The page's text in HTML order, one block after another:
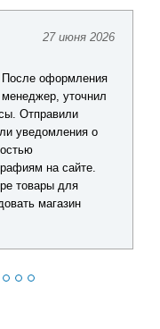
27 июня 2026
После оформления
менеджер, уточнил
Отправили
уведомления о
на сайте.
товары для
магазин